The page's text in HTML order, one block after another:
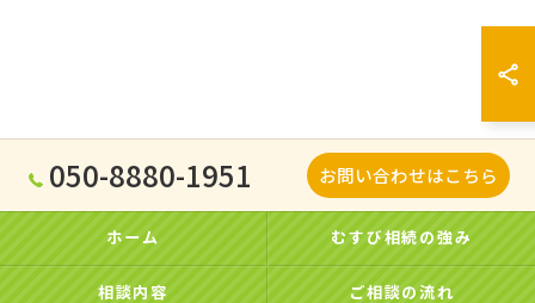
050-8880-1951 お問い合わせはこちら
ホーム むすび相続の強み
相談内容 ご相談の流れ